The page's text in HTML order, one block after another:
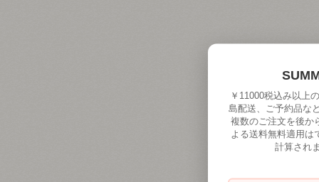
￥11000税込み以上
島配送、ご予約品な
複数のご注文を後か
よる送料無料適用は
計算され